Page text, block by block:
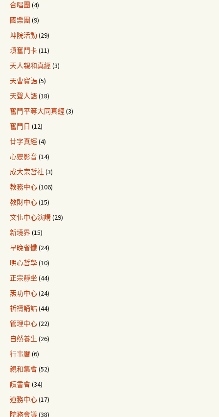
合唱團 (4)
國樂團 (9)
坤院活動(29)
填奮鬥卡(11)
天人親和真經(3)
天曹寶誥(5)
天聲人語(18)
奮鬥平等大同真經(3)
奮鬥日 (12)
廿字真經(4)
心靈影音(14)
成大宗哲社(3)
教務中心(106)
教財中心(15)
文化中心演講(29)
新境界(15)
早晚省懺(24)
明心哲學(10)
正宗靜坐 (44)
炁功中心(24)
祈禱誦誥(44)
管理中心(22)
自然養生 (26)
行事曆(6)
親和集會(52)
讀書會(34)
道務中心(17)
院務會議(38)